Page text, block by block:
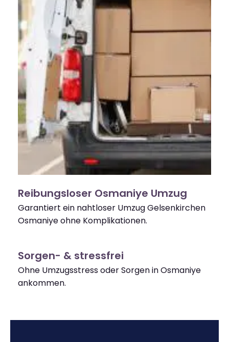
Reibungsloser Osmaniye Umzug
Garantiert ein nahtloser Umzug Gelsenkirchen
Osmaniye ohne Komplikationen.
Sorgen- & stressfrei
Ohne Umzugsstress oder Sorgen in Osmaniye
ankommen.